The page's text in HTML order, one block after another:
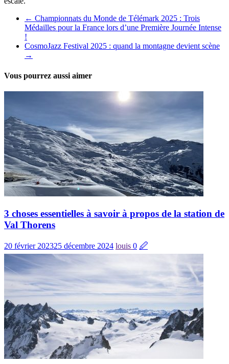
← Championnats du Monde de Télémark 2025 : Trois
Médailles pour la France lors d’une Première Journée Intense
!
CosmoJazz Festival 2025 : quand la montagne devient scène
→
Vous pourrez aussi aimer
3 choses essentielles à savoir à propos de la station de
Val Thorens
20 février 202325 décembre 2024 louis 0 🖉